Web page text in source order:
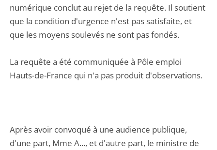
numérique conclut au rejet de la requête. Il soutient
que la condition d'urgence n'est pas satisfaite, et
que les moyens soulevés ne sont pas fondés.
La requête a été communiquée à Pôle emploi
Hauts-de-France qui n'a pas produit d'observations.
Après avoir convoqué à une audience publique,
d'une part, Mme A..., et d'autre part, le ministre de